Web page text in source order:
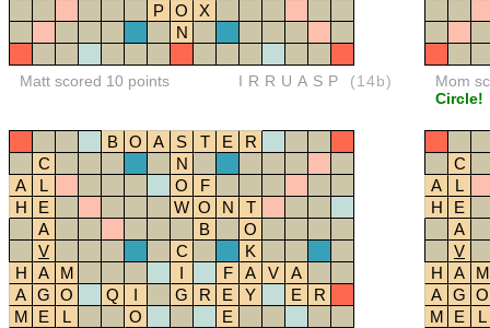
P O
X
N
Matt scored 10 points IRRUASP (14b)
Mom
Circle!
B O A S T E
R
C
N
A
L O
F
H
E W O N
T
A
B
O
V
C
K
H
A M I F A V
A
A G O Q I G R E Y E
R
M
E L O
E
C
A
L
H
E
A
V
H
A
M
A G O
M
E
L